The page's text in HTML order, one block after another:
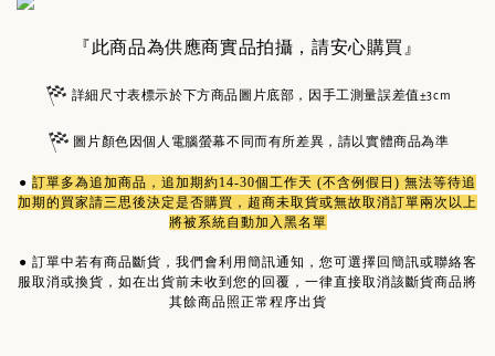
『此商品為供應商實品拍攝，請安心購買』
詳細尺寸表標示於下方商品圖片底部，因手工測量誤差值±3cm
圖片顏色因個人電腦螢幕不同而有所差異，請以實體商品為準
● 訂單多為追加商品 ，追加期約14-30個工作天 (不含例假日) 無法等待追
加期的買家請三思後決定是否購買，超商未取貨或無故取消訂單兩次以上
將被系統自動加入黑名單
● 訂單中若有商品斷貨，我們會利用簡訊通知，您可選擇回簡訊或聯絡客
服取消或換貨，如在出貨前未收到您的回覆，一律直接取消該斷貨商品將
其餘商品照正常程序出貨